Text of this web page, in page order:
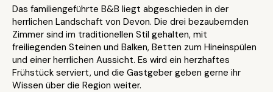
Das familiengeführte B&B liegt abgeschieden in der
herrlichen Landschaft von Devon. Die drei bezaubernden
Zimmer sind im traditionellen Stil gehalten, mit
freiliegenden Steinen und Balken, Betten zum Hineinspülen
und einer herrlichen Aussicht. Es wird ein herzhaftes
Frühstück serviert, und die Gastgeber geben gerne ihr
Wissen über die Region weiter.